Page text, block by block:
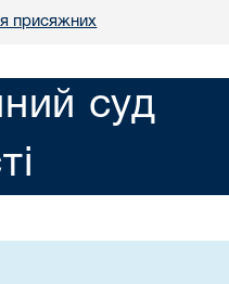
присяжних
суд